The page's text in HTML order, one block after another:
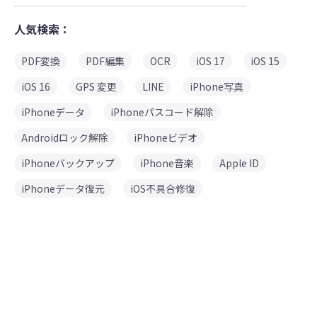
人気検索：
PDF変換 PDF編集 OCR iOS 17
iOS 15
iOS 16
GPS 変更 LINE
iPhone写真
iPhoneデータ
iPhoneパスコード解除
Androidロック解除
iPhoneビデオ
iPhoneバックアップ
iPhone音楽
Apple ID
iPhoneデータ復元
iOS不具合修復